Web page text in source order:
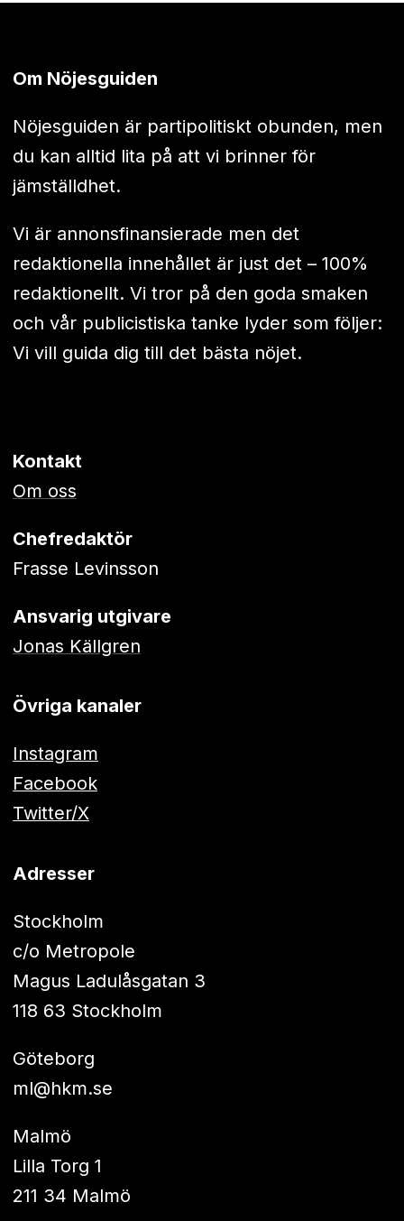
Om Nöjesguiden
Nöjesguiden är partipolitiskt obunden, men
du kan alltid lita på att vi brinner för
jämställdhet.
Vi är annonsfinansierade men det
redaktionella innehållet är just det – 100%
redaktionellt. Vi tror på den goda smaken
och vår publicistiska tanke lyder som följer:
Vi vill guida dig till det bästa nöjet.
Kontakt
Om oss
Chefredaktör
Frasse Levinsson
Ansvarig utgivare
Jonas Källgren
Övriga kanaler
Instagram
Facebook
Twitter/X
Adresser
Stockholm
c/o Metropole
Magus Ladulåsgatan 3
118 63 Stockholm
Göteborg
ml@hkm.se
Malmö
Lilla Torg 1
211 34 Malmö